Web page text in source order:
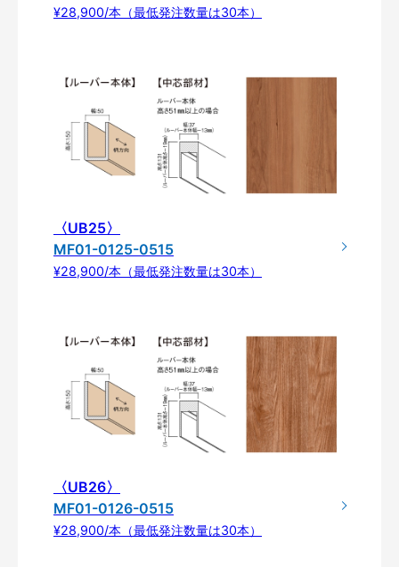
¥28,900/本（最低発注数量は30本）
〈UB25〉
MF01-0125-0515
¥28,900/本（最低発注数量は30本）
〈UB26〉
MF01-0126-0515
¥28,900/本（最低発注数量は30本）